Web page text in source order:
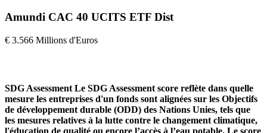
Amundi CAC 40 UCITS ETF Dist
€ 3.566 Millions d'Euros
SDG Assessment Le SDG Assessment score reflète dans quelle
mesure les entreprises d'un fonds sont alignées sur les Objectifs
de développement durable (ODD) des Nations Unies, tels que
les mesures relatives à la lutte contre le changement climatique,
l'éducation de qualité ou encore l’accès à l’eau potable. Le score